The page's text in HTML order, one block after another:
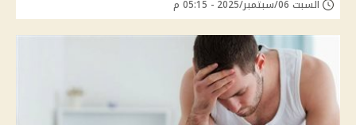
السبت 06/سبتمبر/2025 - 05:15 م